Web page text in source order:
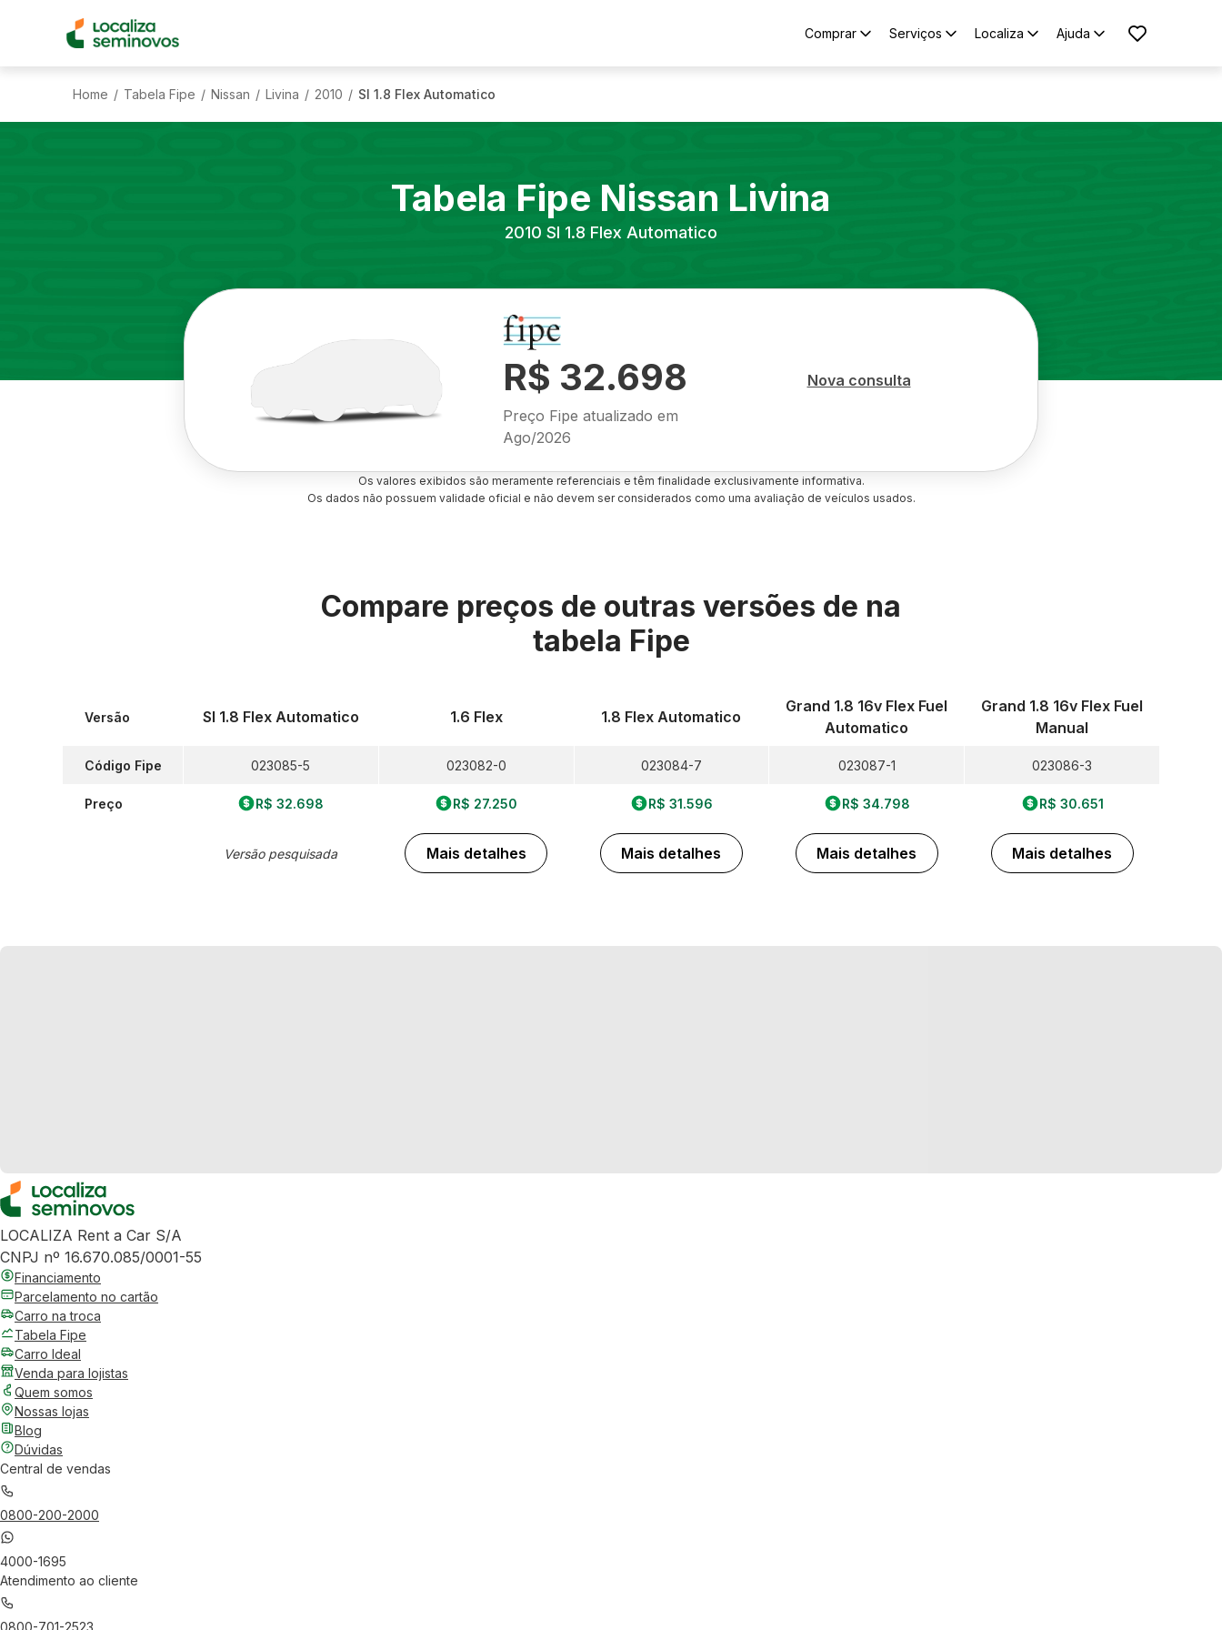
Comprar Serviços Localiza Ajuda
Home / Tabela Fipe / Nissan / Livina / 2010 / Sl 1.8 Flex Automatico
Tabela Fipe Nissan Livina
2010 Sl 1.8 Flex Automatico
R$ 32.698
Preço Fipe atualizado em
Ago/2026
Nova consulta
Os valores exibidos são meramente referenciais e têm finalidade exclusivamente informativa.
Os dados não possuem validade oficial e não devem ser considerados como uma avaliação de veículos usados.
Compare preços de outras versões de na
tabela Fipe
Versão
Código Fipe
Preço
Sl 1.8 Flex Automatico
023085-5
R$ 32.698
Versão pesquisada
1.6 Flex
023082-0
R$ 27.250
Mais detalhes
1.8 Flex Automatico
023084-7
R$ 31.596
Mais detalhes
Grand 1.8 16v Flex Fuel
Automatico
023087-1
R$ 34.798
Mais detalhes
Grand 1.8 16v Flex Fuel
Manual
023086-3
R$ 30.651
Mais detalhes
LOCALIZA Rent a Car S/A
CNPJ nº 16.670.085/0001-55
Financiamento
Parcelamento no cartão
Carro na troca
Tabela Fipe
Carro Ideal
Venda para lojistas
Quem somos
Nossas lojas
Blog
Dúvidas
Central de vendas
0800-200-2000
4000-1695
Atendimento ao cliente
0800-701-2523